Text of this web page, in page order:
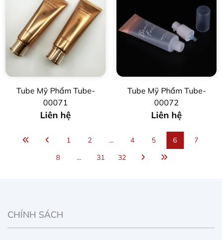
Tube Mỹ Phẩm Tube-
00071
Liên hệ
Tube Mỹ Phẩm Tube-
00072
Liên hệ
1 2 ... 4 5 6
7
8
... 31 32
CHÍNH SÁCH